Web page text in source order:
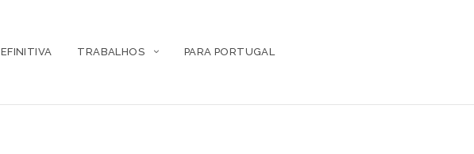
TRABALHOS PARA PORTUGAL